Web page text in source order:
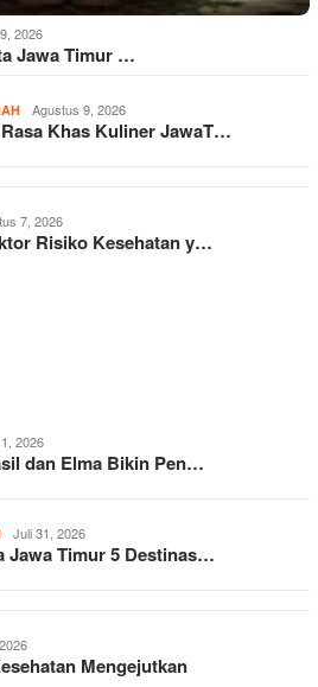
2026
Jawa Timur …
Agustus 9, 2026
Khas Kuliner JawaT…
7, 2026
Risiko Kesehatan y…
2026
dan Elma Bikin Pen…
Juli 31, 2026
Jawa Timur 5 Destinas…
Mengejutkan